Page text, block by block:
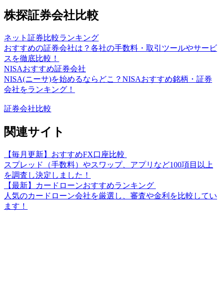
株探証券会社比較
ネット証券比較ランキング
おすすめの証券会社は？各社の手数料・取引ツールやサービ
スを徹底比較！
NISAおすすめ証券会社
NISA(ニーサ)を始めるならどこ？NISAおすすめ銘柄・証券
会社をランキング！
証券会社比較
関連サイト
【毎月更新】おすすめFX口座比較
スプレッド（手数料）やスワップ、アプリなど100項目以上
を調査し決定しました！
【最新】カードローンおすすめランキング
人気のカードローン会社を厳選し、審査や金利を比較してい
ます！